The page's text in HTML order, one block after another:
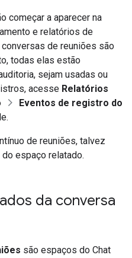
começar a aparecer na
e relatórios de
de reuniões são
todas elas estão
sejam usadas ou
acesse Relatórios
Eventos de registro do
de reuniões, talvez
espaço relatado.
da conversa
são espaços do Chat